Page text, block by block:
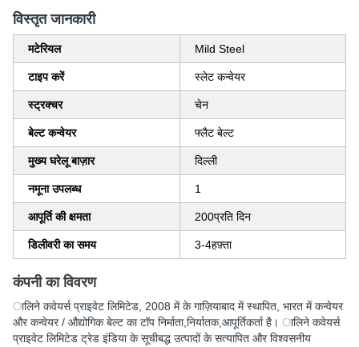
विस्‍तृत जानकारी
मटेरियल Mild Steel
टाइप करें स्लेट कन्वेयर
स्ट्रक्चर चेन
बेल्ट कन्वेयर फ्लैट बेल्ट
मुख्य घरेलू बाज़ार दिल्ली
नमूना उपलब्ध 1
आपूर्ति की क्षमता 200प्रति दिन
डिलीवरी का समय 3-4हफ़्ता
कंपनी का विवरण
ालिने कवेयर्स प्राइवेट लिमिटेड , 2008 में के गाज़ियाबाद में स्थापित, भारत में कन्वेयर
और कन्वेयर / औद्योगिक बेल्ट का टॉप निर्माता,निर्यातक,आपूर्तिकर्ता है। ालिने कवेयर्स
प्राइवेट लिमिटेड ट्रेड इंडिया के सूचीबद्ध उत्पादों के सत्यापित और विश्वसनीय